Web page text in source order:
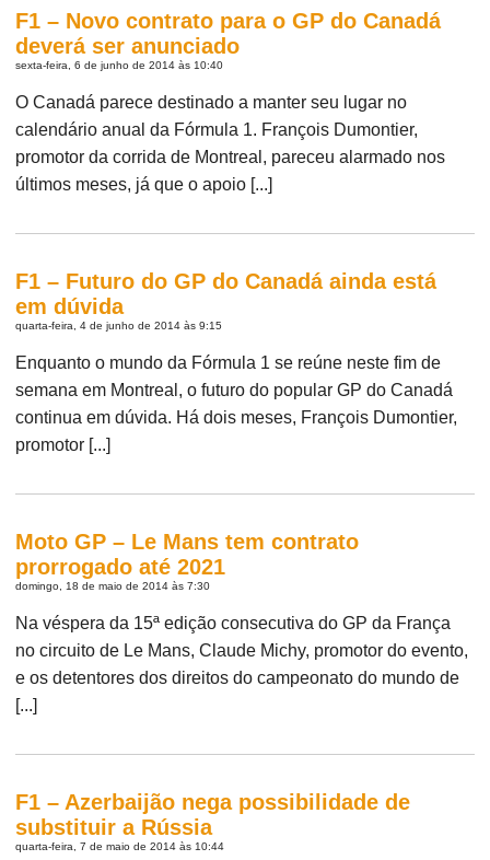
F1 – Novo contrato para o GP do Canadá
deverá ser anunciado
sexta-feira, 6 de junho de 2014 às 10:40
O Canadá parece destinado a manter seu lugar no
calendário anual da Fórmula 1. François Dumontier,
promotor da corrida de Montreal, pareceu alarmado nos
últimos meses, já que o apoio [...]
F1 – Futuro do GP do Canadá ainda está
em dúvida
quarta-feira, 4 de junho de 2014 às 9:15
Enquanto o mundo da Fórmula 1 se reúne neste fim de
semana em Montreal, o futuro do popular GP do Canadá
continua em dúvida. Há dois meses, François Dumontier,
promotor [...]
Moto GP – Le Mans tem contrato
prorrogado até 2021
domingo, 18 de maio de 2014 às 7:30
Na véspera da 15ª edição consecutiva do GP da França
no circuito de Le Mans, Claude Michy, promotor do evento,
e os detentores dos direitos do campeonato do mundo de
[...]
F1 – Azerbaijão nega possibilidade de
substituir a Rússia
quarta-feira, 7 de maio de 2014 às 10:44